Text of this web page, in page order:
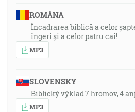
ROMÂNA
Încadrarea biblică a celor
îngeri și a celor patru cai!
MP3
SLOVENSKY
Biblický výklad 7 hromov, 4
MP3